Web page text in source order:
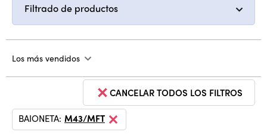
Filtrado de productos
Los más vendidos
CANCELAR TODOS LOS FILTROS
BAIONETA: M43/MFT